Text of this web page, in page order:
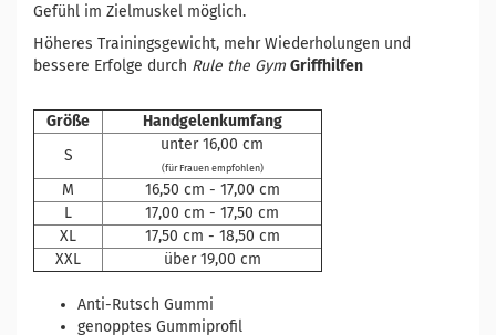
Gefühl im Zielmuskel möglich.
Höheres Trainingsgewicht, mehr Wiederholungen und
bessere Erfolge durch Rule the Gym Griffhilfen
Größe
Handgelenkumfang
S
unter 16,00 cm
(für Frauen empfohlen)
M
16,50 cm - 17,00 cm
L
17,00 cm - 17,50 cm
XL
17,50 cm - 18,50 cm
XXL
über 19,00 cm
Anti-Rutsch Gummi
genopptes Gummiprofil